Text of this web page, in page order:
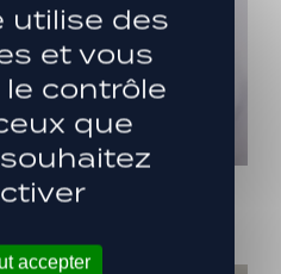
Réunion
8 août
utilise des
et vous
contrôle
que
accepter